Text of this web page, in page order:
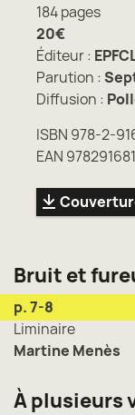
184 pages
20€
Éditeur :
Parution :
Diffusion :
ISBN 978-2-
EAN
Bruit et
p. 7-8
Liminaire
Martine Menès
À plusieurs